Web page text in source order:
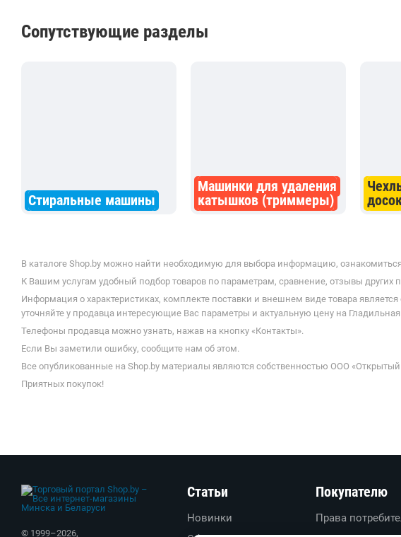
Сопутствующие разделы
Стиральные машины
Машинки для удаления
катышков (триммеры)
В каталоге Shop.by можно найти необходимую для выбора информацию,
К Вашим услугам удобный подбор товаров по параметрам, сравнение, отзывы других
Информация о характеристиках, комплекте поставки и внешнем виде товара
уточняйте у продавца интересующие Вас параметры и актуальную цену на
Телефоны продавца можно узнать, нажав на кнопку «Контакты».
Если Вы заметили ошибку, сообщите нам об этом.
Все опубликованные на Shop.by материалы являются собственностью ООО
Приятных покупок!
Статьи
Новинки
Покупателю
Права
© 1999–2026,